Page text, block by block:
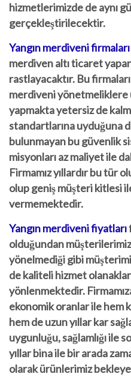
hizmetlerimizde de aynı
gerçekleştirilecektir.
Yangın merdiveni firmaları
merdiven altı ticaret
rastlayacaktır. Bu
merdiveni yönetmeliklere
yapmakta yetersiz de
standartlarına uyduğuna
bulunmayan bu güvenlik
misyonları az maliyet ile
Firmamız yıllardır bu tür
olup geniş müşteri kitlesi
vermemektedir.
Yangın merdiveni fiyatları
olduğundan
yönelmediği gibi
de kaliteli hizmet
yönlenmektedir.
ekonomik oranlar ile
hem de uzun yıllar kar
uygunluğu, sağlamlığı ile
yıllar bina ile bir arada
olarak ürünlerimiz